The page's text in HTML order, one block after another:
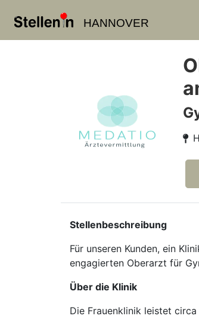
HANNOVER
Stellenbeschreibung
Für unseren Kunden, ein
engagierten Oberarzt für
Über die Klinik
Die Frauenklinik leistet